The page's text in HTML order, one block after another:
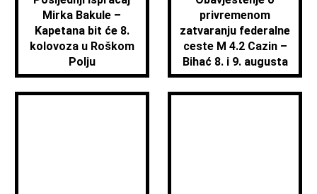
Mirka Bakule –
Kapetana bit će 8.
kolovoza u Roškom
Polju
privremenom
zatvaranju federalne
ceste M 4.2 Cazin –
Bihać 8. i 9. augusta